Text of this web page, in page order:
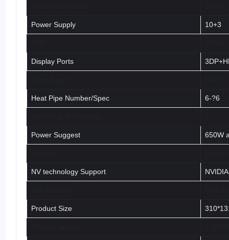
Power Supply 10+3
Display Ports
Heat Pipe Number/Spec 6-?6
Power Suggest 650W
NV technology Support
Product Size